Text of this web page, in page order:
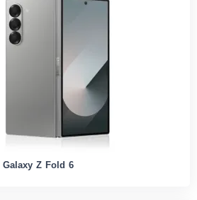
Galaxy Z Fold 6